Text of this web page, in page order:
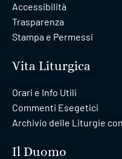
Accessibilità
Trasparenza
Stampa e Permessi
Vita Liturgica
Orari e Info Utili
Commenti Esegetici
Archivio delle Liturgie
Il Duomo